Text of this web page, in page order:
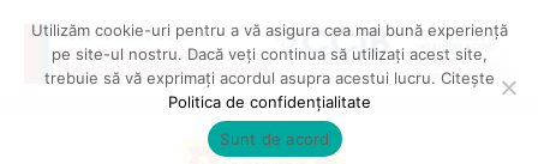
Utilizăm cookie-uri pentru a vă asigura cea mai bună experiență
pe site-ul nostru. Dacă veți continua să utilizați acest site,
trebuie să vă exprimați acordul asupra acestui lucru. Citește
Politica de confidențialitate
Sunt de acord